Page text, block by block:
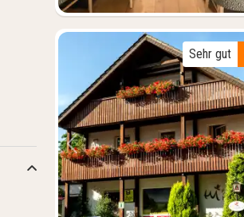
Vorheriges Bild
Sehr gut